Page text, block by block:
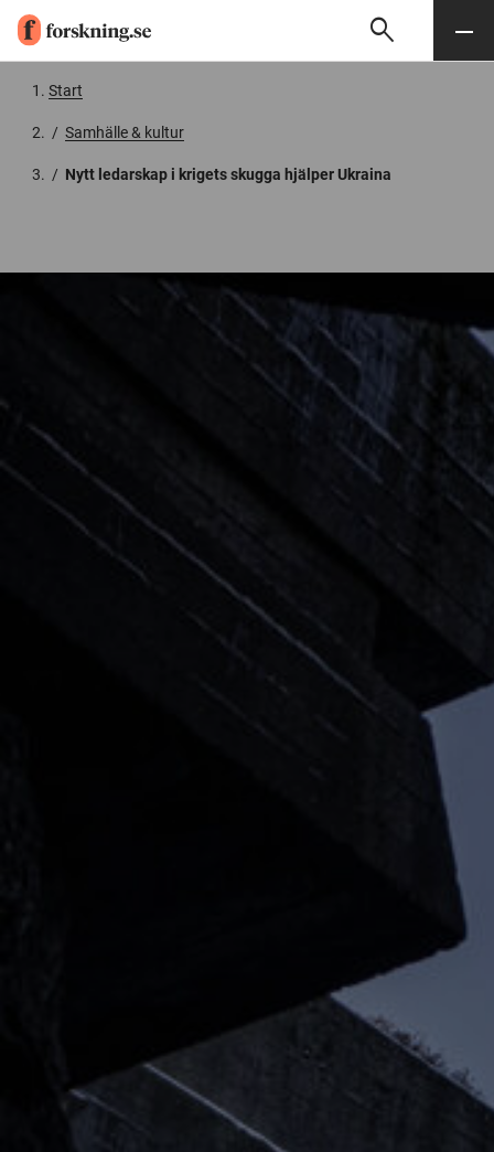
Söksearch Meny
Start
/ Samhälle & kultur
/ Nytt ledarskap i krigets skugga hjälper Ukraina